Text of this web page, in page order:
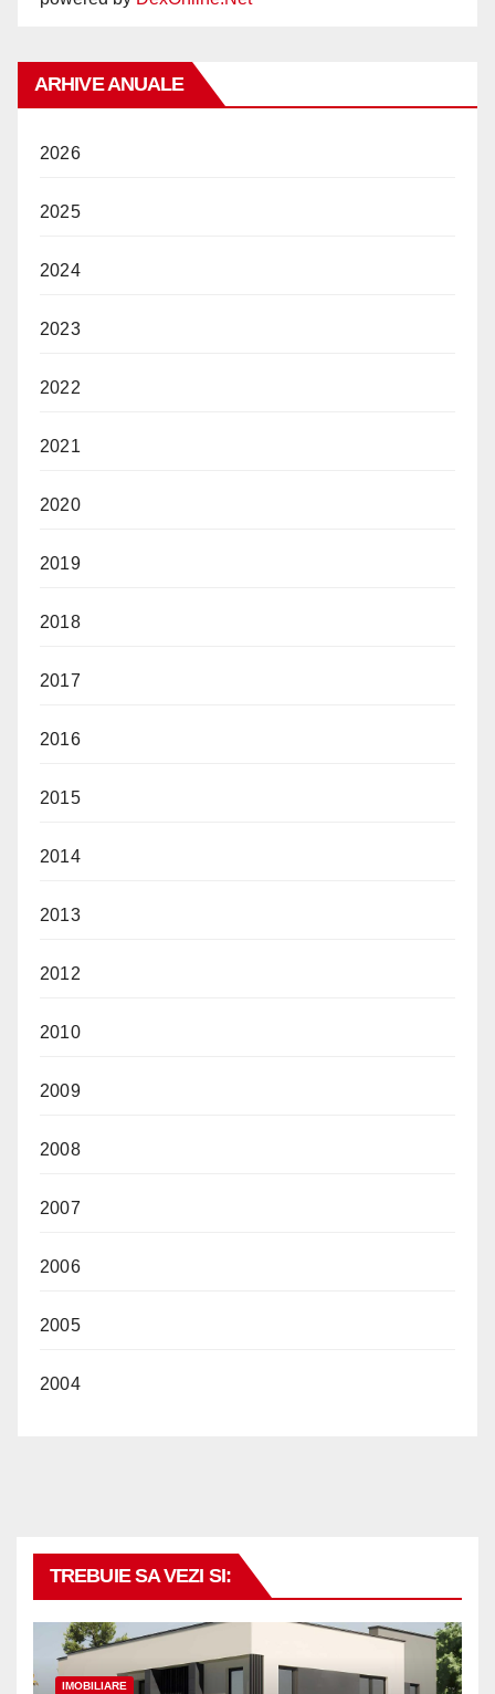
ARHIVE ANUALE
2026
2025
2024
2023
2022
2021
2020
2019
2018
2017
2016
2015
2014
2013
2012
2010
2009
2008
2007
2006
2005
2004
TREBUIE SA VEZI SI:
IMOBILIARE